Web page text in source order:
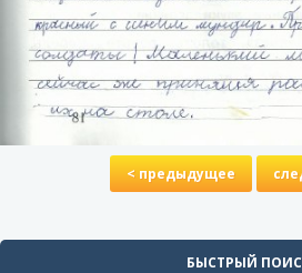
< предыдущее
БЫСТРЫЙ